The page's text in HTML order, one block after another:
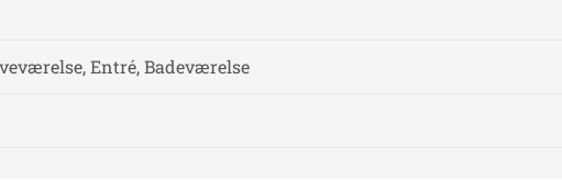
Entré, Badeværelse